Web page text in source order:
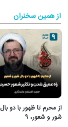
از همین سخنران
از محرم تا ظهور با دو بال
شور و شعور، ۹